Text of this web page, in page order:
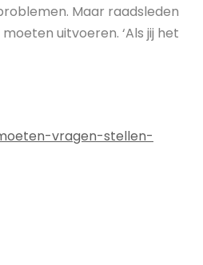
Maar raadsleden
uitvoeren. ‘Als jij het
vragen-stellen-